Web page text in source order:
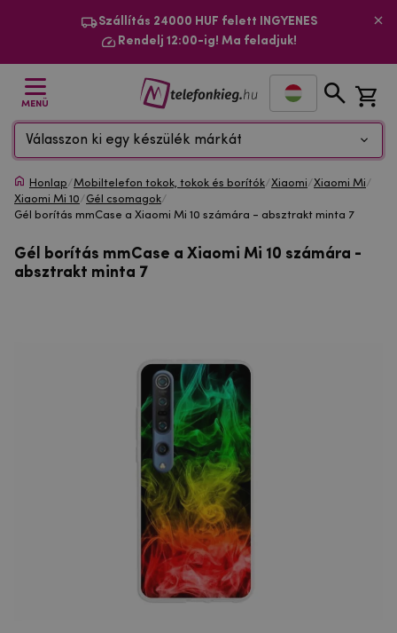
Szállítás 24000 HUF felett INGYENES
Rendelj 12:00-ig! Ma feladjuk!
MENÜ
Válasszon ki egy készülék márkát
Honlap/Mobiltelefon tokok, tokok és borítók/Xiaomi/Xiaomi Mi/
Xiaomi Mi 10/Gél csomagok/
Gél borítás mmCase a Xiaomi Mi 10 számára - absztrakt minta 7
Gél borítás mmCase a Xiaomi Mi 10 számára -
absztrakt minta 7